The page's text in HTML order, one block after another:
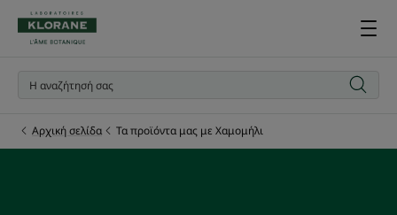
Αρχική σελίδα Τα προϊόντα μας με Χαμομήλι